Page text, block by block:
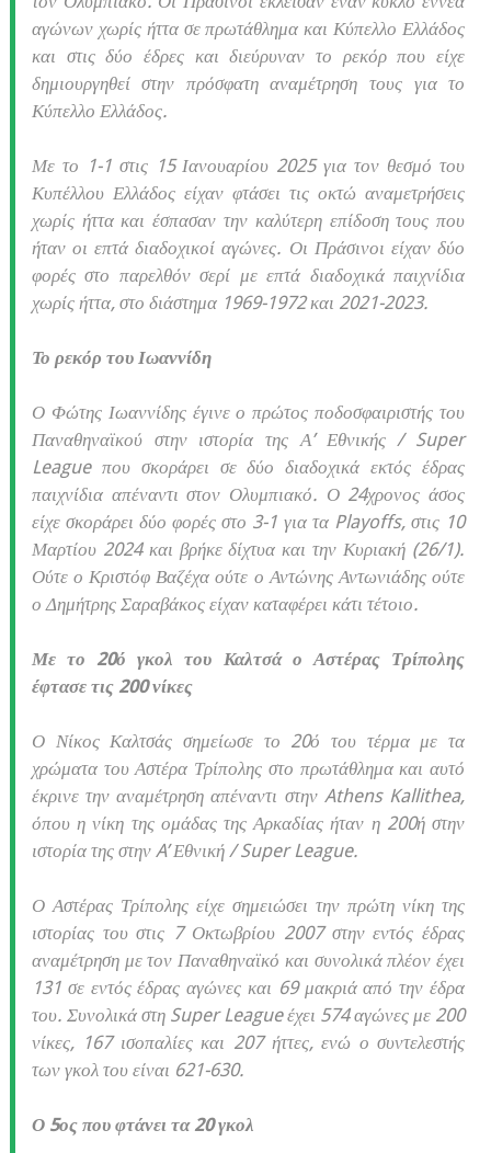
αγώνων χωρίς ήττα σε πρωτάθλημα και Κύπελλο Ελλάδος
και στις δύο έδρες και διεύρυναν το ρεκόρ που είχε
δημιουργηθεί στην πρόσφατη αναμέτρηση τους για το
Κύπελλο Ελλάδος.
Με το 1-1 στις 15 Ιανουαρίου 2025 για τον θεσμό του
Κυπέλλου Ελλάδος είχαν φτάσει τις οκτώ αναμετρήσεις
χωρίς ήττα και έσπασαν την καλύτερη επίδοση τους που
ήταν οι επτά διαδοχικοί αγώνες. Οι Πράσινοι είχαν δύο
φορές στο παρελθόν σερί με επτά διαδοχικά παιχνίδια
χωρίς ήττα, στο διάστημα 1969-1972 και 2021-2023.
Το ρεκόρ του Ιωαννίδη
Ο Φώτης Ιωαννίδης έγινε ο πρώτος ποδοσφαιριστής του
Παναθηναϊκού στην ιστορία της Α’ Εθνικής / Super
League που σκοράρει σε δύο διαδοχικά εκτός έδρας
παιχνίδια απέναντι στον Ολυμπιακό. Ο 24χρονος άσος
είχε σκοράρει δύο φορές στο 3-1 για τα Playoffs, στις 10
Μαρτίου 2024 και βρήκε δίχτυα και την Κυριακή (26/1).
Ούτε ο Κριστόφ Βαζέχα ούτε ο Αντώνης Αντωνιάδης ούτε
ο Δημήτρης Σαραβάκος είχαν καταφέρει κάτι τέτοιο.
Με το 20ό γκολ του Καλτσά ο Αστέρας Τρίπολης
έφτασε τις 200 νίκες
Ο Νίκος Καλτσάς σημείωσε το 20ό του τέρμα με τα
χρώματα του Αστέρα Τρίπολης στο πρωτάθλημα και αυτό
έκρινε την αναμέτρηση απέναντι στην Athens Kallithea,
όπου η νίκη της ομάδας της Αρκαδίας ήταν η 200ή στην
ιστορία της στην A’ Εθνική / Super League.
Ο Αστέρας Τρίπολης είχε σημειώσει την πρώτη νίκη της
ιστορίας του στις 7 Οκτωβρίου 2007 στην εντός έδρας
αναμέτρηση με τον Παναθηναϊκό και συνολικά πλέον έχει
131 σε εντός έδρας αγώνες και 69 μακριά από την έδρα
του. Συνολικά στη Super League έχει 574 αγώνες με 200
νίκες, 167 ισοπαλίες και 207 ήττες, ενώ ο συντελεστής
των γκολ του είναι 621-630.
Ο 5ος που φτάνει τα 20 γκολ